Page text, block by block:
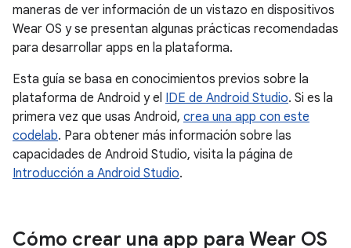
maneras de ver información de un vistazo en dispositivos
Wear OS y se presentan algunas prácticas recomendadas
para desarrollar apps en la plataforma.
Esta guía se basa en conocimientos previos sobre la
plataforma de Android y el IDE de Android Studio. Si es la
primera vez que usas Android, crea una app con este
codelab. Para obtener más información sobre las
capacidades de Android Studio, visita la página de
Introducción a Android Studio.
Cómo crear una app para Wear OS